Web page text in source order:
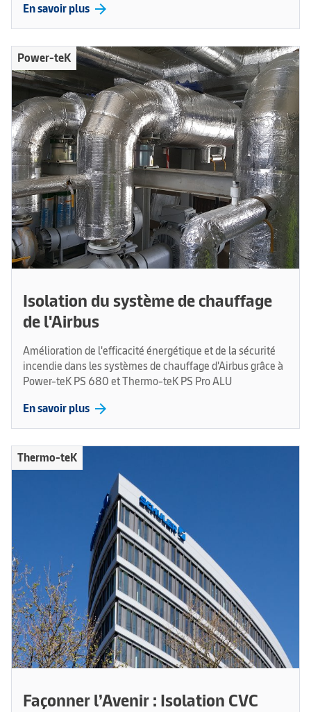
En savoir plus arrow_forward
Power-teK
Isolation du système de chauffage
de l'Airbus
Amélioration de l'efficacité énergétique et de la sécurité
incendie dans les systèmes de chauffage d'Airbus grâce à
Power-teK PS 680 et Thermo-teK PS Pro ALU
En savoir plus arrow_forward
Thermo-teK
Façonner l’Avenir : Isolation CVC